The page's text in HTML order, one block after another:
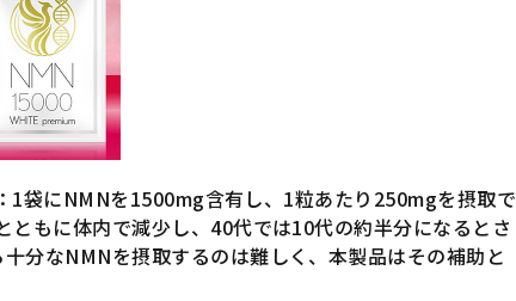
：1袋にNMNを1500mg含有し、1粒あたり250mgを摂取で
ともに体内で減少し、40代では10代の約半分になるとさ
分なNMNを摂取するのは難しく、本製品はその補助と